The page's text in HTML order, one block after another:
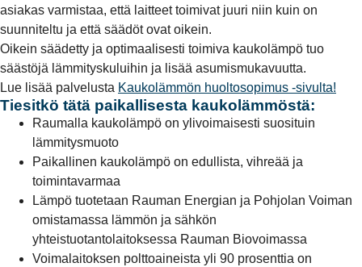
asiakas varmistaa, että laitteet toimivat juuri niin kuin on
suunniteltu ja että säädöt ovat oikein.
Oikein säädetty ja optimaalisesti toimiva kaukolämpö tuo
säästöjä lämmityskuluihin ja lisää asumismukavuutta.
Lue lisää palvelusta Kaukolämmön huoltosopimus -sivulta!
Tiesitkö tätä paikallisesta kaukolämmöstä:
Raumalla kaukolämpö on ylivoimaisesti suosituin
lämmitysmuoto
Paikallinen kaukolämpö on edullista, vihreää ja
toimintavarmaa
Lämpö tuotetaan Rauman Energian ja Pohjolan Voiman
omistamassa lämmön ja sähkön
yhteistuotantolaitoksessa Rauman Biovoimassa
Voimalaitoksen polttoaineista yli 90 prosenttia on